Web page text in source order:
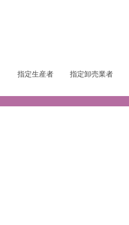
指定生産者 指定卸売業者